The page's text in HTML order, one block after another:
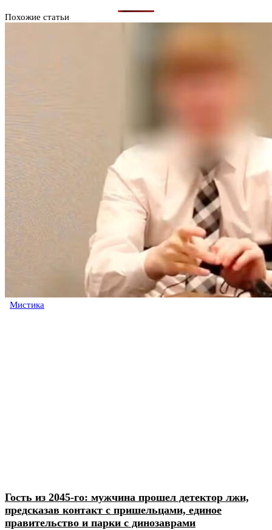
Похожие статьи
Мистика
Гость из 2045-го: мужчина прошел детектор лжи,
предсказав контакт с пришельцами, единое
правительство и парки с динозаврами